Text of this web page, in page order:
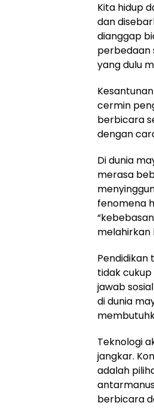
Kita hidup
dan
dianggap
perbedaan
yang dulu
cermin
berbicara
dengan
Di dunia
merasa
fenomena
melahirkan
Pendidikan
tidak
jawab
di dunia
Teknologi
jangkar.
adalah
berbicara